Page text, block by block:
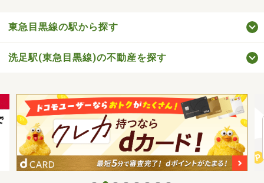
東急目黒線の駅から探す
洗足駅(東急目黒線)の不動産を探す